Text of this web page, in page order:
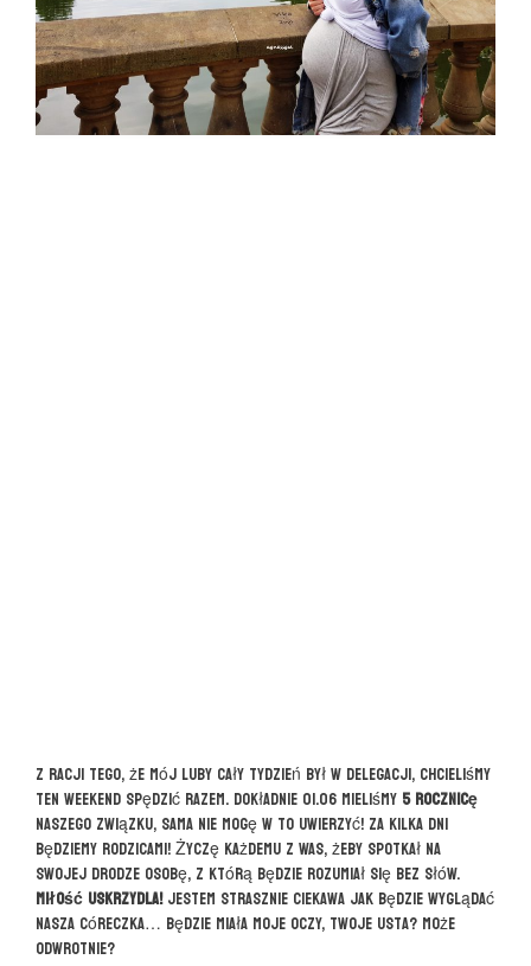
Z racji tego, że mój Luby cały tydzień był w delegacji, chcieliśmy
ten weekend spędzić razem. Dokładnie 01.06 mieliśmy 5 rocznicę
naszego związku, sama nie mogę w to uwierzyć! Za kilka dni
będziemy rodzicami! Życzę każdemu z Was, żeby spotkał na
swojej drodze osobę, z którą będzie rozumiał się bez słów.
Miłość uskrzydla!Jestem strasznie ciekawa jak będzie wyglądać
nasza córeczka… Będzie miała moje oczy, Twoje usta? Może
odwrotnie?